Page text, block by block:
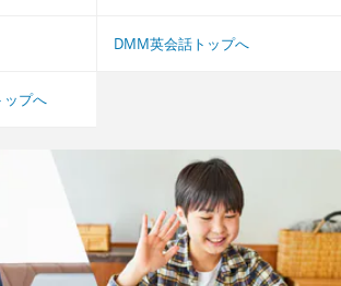
DMM英会話トップへ
プへ